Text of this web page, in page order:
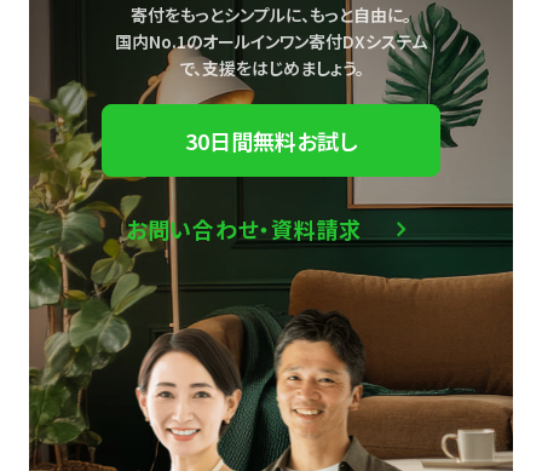
寄付をもっとシンプルに、もっと自由に。
国内No.1のオールインワン寄付DXシステム
で、支援をはじめましょう。
30日間無料お試し
お問い合わせ・資料請求